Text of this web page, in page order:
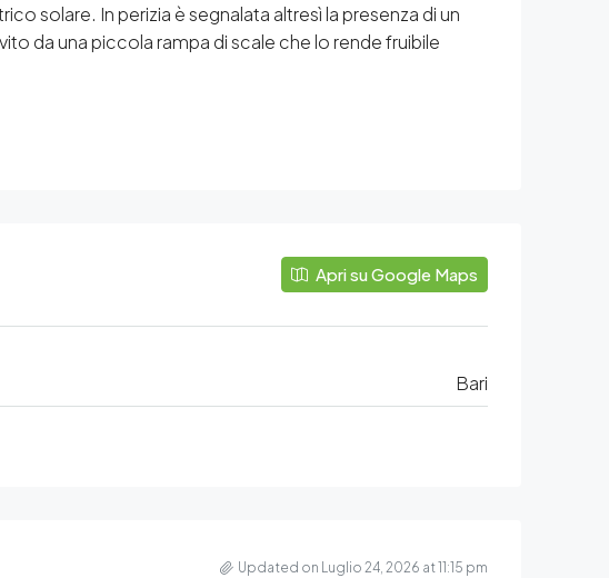
solare. In perizia è segnalata altresì la presenza di un
da una piccola rampa di scale che lo rende fruibile
Apri su Google Maps
Bari
Updated on Luglio 24, 2026 at 11:15 pm